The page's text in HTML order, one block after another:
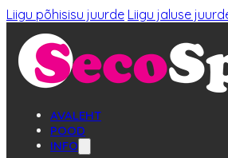
Liigu põhisisu juurde Liigu jaluse
AVALEHT
POOD
INFO